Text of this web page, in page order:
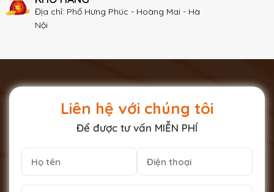
Địa chỉ: Phố Hưng Phúc - Hoàng Mai - Hà
Nội
Liên hệ với chúng tôi
Để được tư vấn MIỄN PHÍ